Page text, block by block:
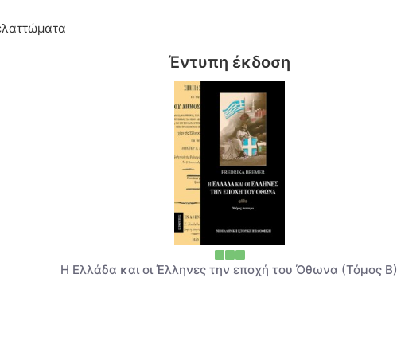
Έντυπη έκδοση
Η Ελλάδα και οι Έλληνες την εποχή του Όθωνα (Τόμος Β)